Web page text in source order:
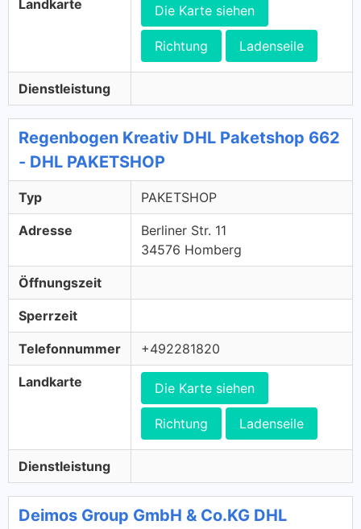
Landkarte Die Karte siehen
Richtung Ladenseile
Dienstleistung
Regenbogen Kreativ DHL Paketshop 662
- DHL PAKETSHOP
Typ PAKETSHOP
Adresse
Berliner Str. 11
34576 Homberg
Öffnungszeit
Sperrzeit
Telefonnummer +492281820
Landkarte Die Karte siehen
Richtung Ladenseile
Dienstleistung
Deimos Group GmbH & Co.KG DHL